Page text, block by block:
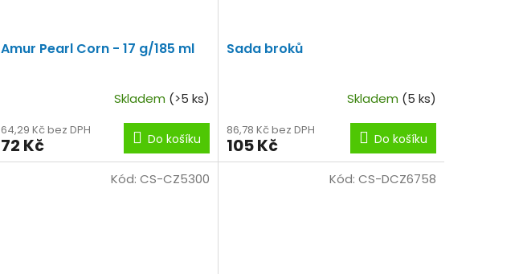
Amur Pearl Corn - 17 g/185 ml
Skladem (>5 ks)
64,29 Kč bez DPH
72 Kč Do košíku
Sada broků
Skladem (5 ks)
86,78 Kč bez DPH
105 Kč Do košíku
Kód: CS-CZ5300 Kód: CS-DCZ6758